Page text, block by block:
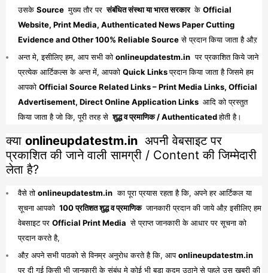
उसके Source मुख्य तौर पर संबंधित संस्था या भारत सरकार के Official
Website, Print Media, Authenticated News Paper Cutting
Evidence and Other 100% Reliable Sourceसे प्रदान किया जाता है औऱ
अन्त मे, इसीलिए हम, आप सभी को onlineupdatestm.in पर प्रकाशित किये जाने
प्रत्येक आर्टिकल्स के अन्त में, आपको Quick Linksप्रदान किया जाता है जिसमे हम
आपको Official Source Related Links – Print Media Links, Official
Advertisement, Direct Online Application Links आदि को प्रस्तुत
किया जाता है जो कि, पूरी तरह से शुद्ध व प्रमाणिक / Authenticatedहोती है।
क्या onlineupdatestm.in अपनी वेबसाइट पर
प्रकाशित की जाने वाली सामग्री / Content की जिम्मेदारी
लेता है?
वैसे तो onlineupdatestm.in का पूरा प्रयास रहता है कि, अपने हर आर्टिकल या
सूचना आपको 100 प्रतिशत शुद्ध व प्रमाणिक जानकारी प्रदान की जाये औऱ इसीलिए हम
वेबसाइट पर Official Print Media से प्राप्त जानकारी के आधार पर सूचना को
प्रदान करते है,
औऱ अपने सभी पाठको से विनम्र अनुरोध करते है कि, आपonlineupdatestm.in
पर दी गई किसी भी जानकारी के संबंध मे कोई भी बड़ा कदम उठाने से पहले उस खबरी की